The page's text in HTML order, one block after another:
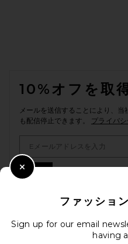
10%オフを取
メールを送信することにより、
も配信停止できます。 プライバ
ファッショ
Sign up for our email
having
Close Modal